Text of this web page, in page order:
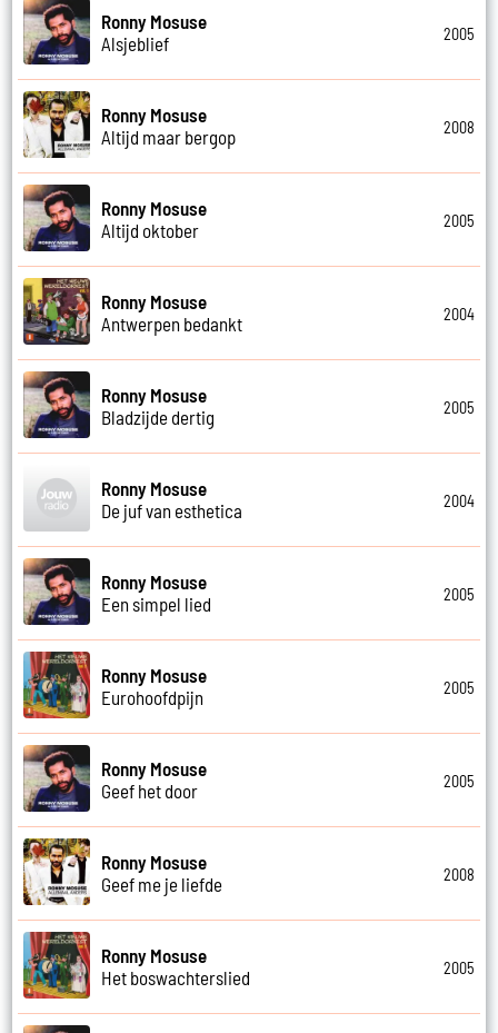
Ronny Mosuse
Alsjeblief
2005
Ronny Mosuse
Altijd maar bergop
2008
Ronny Mosuse
Altijd oktober
2005
Ronny Mosuse
Antwerpen bedankt
2004
Ronny Mosuse
Bladzijde dertig
2005
Ronny Mosuse
De juf van esthetica
2004
Ronny Mosuse
Een simpel lied
2005
Ronny Mosuse
Eurohoofdpijn
2005
Ronny Mosuse
Geef het door
2005
Ronny Mosuse
Geef me je liefde
2008
Ronny Mosuse
Het boswachterslied
2005